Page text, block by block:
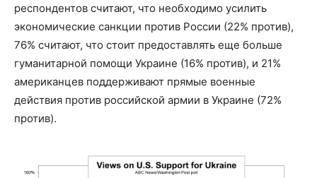
респондентов считают, что необходимо усилить
экономические санкции против России (22% против),
76% считают, что стоит предоставлять еще больше
гуманитарной помощи Украине (16% против), и 21%
американцев поддерживают прямые военные
действия против российской армии в Украине (72%
против).